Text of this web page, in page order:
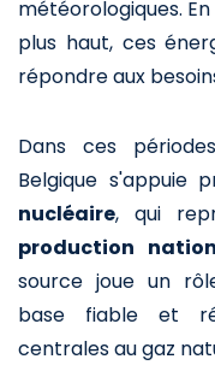
météorologiques.
plus haut, ces
répondre aux
Dans ces
Belgique s'appuie
nucléaire, qui
production
source joue un
base fiable et
centrales au gaz